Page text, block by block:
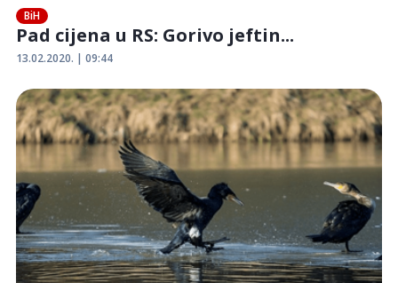
BiH
Pad cijena u RS: Gorivo jeftin...
13.02.2020. | 09:44